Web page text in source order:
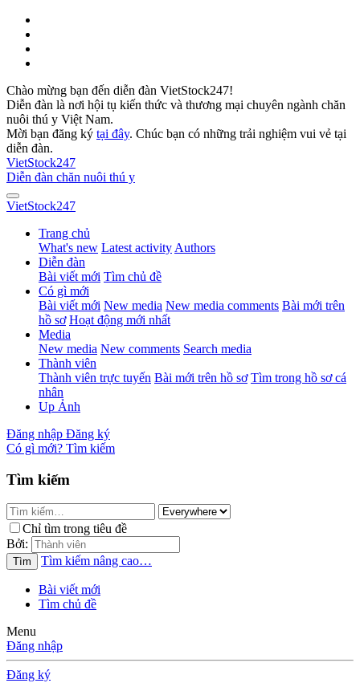
Chào mừng bạn đến diễn đàn VietStock247!
Diễn đàn là nơi hội tụ kiến thức và thương mại chuyên ngành chăn
nuôi thú y Việt Nam.
Mời bạn đăng ký tại đây. Chúc bạn có những trải nghiệm vui vẻ tại
diễn đàn.
VietStock247
Diễn đàn chăn nuôi thú y
VietStock247
Trang chủ
What's new Latest activity Authors
Diễn đàn
Bài viết mới Tìm chủ đề
Có gì mới
Bài viết mới New media New media comments Bài mới trên
hồ sơ Hoạt động mới nhất
Media
New media New comments Search media
Thành viên
Thành viên trực tuyến Bài mới trên hồ sơ Tìm trong hồ sơ cá
nhân
Up Ảnh
Đăng nhập Đăng ký
Có gì mới? Tìm kiếm
Tìm kiếm
Chỉ tìm trong tiêu đề
Bởi:
Tìm Tìm kiếm nâng cao…
Bài viết mới
Tìm chủ đề
Menu
Đăng nhập
Đăng ký